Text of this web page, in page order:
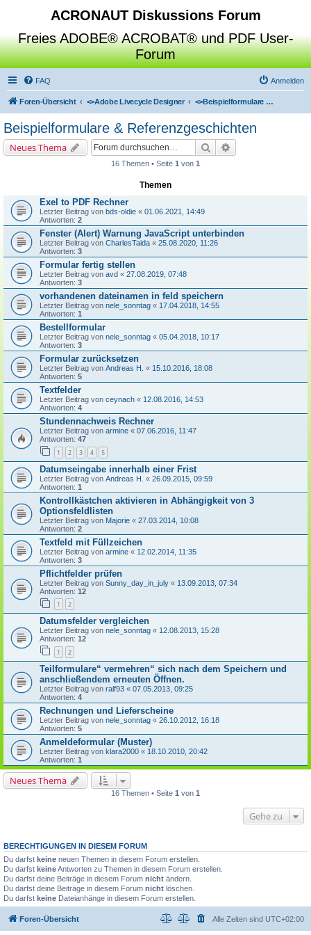
ACRONAUT Diskussions Forum
Freies ADOBE® ACROBAT® und PDF User-
Forum
FAQ Anmelden
Foren-Übersicht <>Adobe Livecycle Designer <>Beispielformulare & Referenzgeschichten
Beispielformulare & Referenzgeschichten
Neues Thema Suche
16 Themen • Seite 1 von 1
Themen
Exel to PDF Rechner
Letzter Beitrag von bds-oldie « 01.06.2021, 14:49
Antworten: 2
Fenster (Alert) Warnung JavaScript unterbinden
Letzter Beitrag von CharlesTaida « 25.08.2020, 11:26
Antworten: 3
Formular fertig stellen
Letzter Beitrag von avd « 27.08.2019, 07:48
Antworten: 3
vorhandenen dateinamen in feld speichern
Letzter Beitrag von nele_sonntag « 17.04.2018, 14:55
Antworten: 1
Bestellformular
Letzter Beitrag von nele_sonntag « 05.04.2018, 10:17
Antworten: 3
Formular zurücksetzen
Letzter Beitrag von Andreas H. « 15.10.2016, 18:08
Antworten: 5
Textfelder
Letzter Beitrag von ceynach « 12.08.2016, 14:53
Antworten: 4
Stundennachweis Rechner
Letzter Beitrag von armine « 07.06.2016, 11:47
Antworten: 47
1 2 3 4 5
Datumseingabe innerhalb einer Frist
Letzter Beitrag von Andreas H. « 26.09.2015, 09:59
Antworten: 1
Kontrollkästchen aktivieren in Abhängigkeit von 3
Optionsfeldlisten
Letzter Beitrag von Majorie « 27.03.2014, 10:08
Antworten: 2
Textfeld mit Füllzeichen
Letzter Beitrag von armine « 12.02.2014, 11:35
Antworten: 3
Pflichtfelder prüfen
Letzter Beitrag von Sunny_day_in_july « 13.09.2013, 07:34
Antworten: 12
1 2
Datumsfelder vergleichen
Letzter Beitrag von nele_sonntag « 12.08.2013, 15:28
Antworten: 12
1 2
Teilformulare“ vermehren“ sich nach dem Speichern und
anschließendem erneuten Öffnen.
Letzter Beitrag von ralf93 « 07.05.2013, 09:25
Antworten: 4
Rechnungen und Lieferscheine
Letzter Beitrag von nele_sonntag « 26.10.2012, 16:18
Antworten: 5
Anmeldeformular (Muster)
Letzter Beitrag von klara2000 « 18.10.2010, 20:42
Antworten: 1
Neues Thema
16 Themen • Seite 1 von 1
Gehe zu
BERECHTIGUNGEN IN DIESEM FORUM
Du darfst keine neuen Themen in diesem Forum erstellen.
Du darfst keineAntworten zu Themen in diesem Forum erstellen.
Du darfst deine Beiträge in diesem Forum nicht ändern.
Du darfst deine Beiträge in diesem Forum nicht löschen.
Du darfst keine Dateianhänge in diesem Forum erstellen.
Foren-Übersicht Alle Zeiten sind UTC+02:00